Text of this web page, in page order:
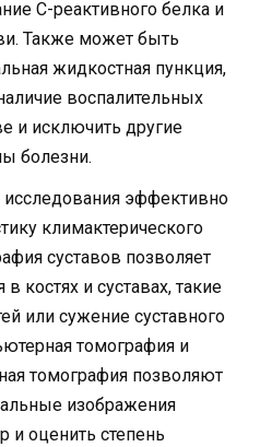
С-реактивного белка и
Также может быть
жидкостная пункция,
воспалительных
и исключить другие
болезни.
эффективно
климактерического
суставов позволяет
костях и суставах, такие
или сужение суставного
томография и
томография позволяют
изображения
и оценить степень